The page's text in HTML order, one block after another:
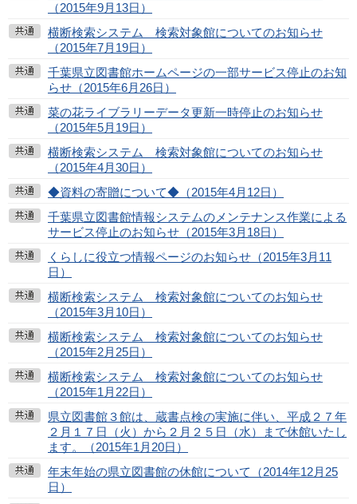
（2015年9月13日）
横断検索システム 検索対象館についてのお知らせ
（2015年7月19日）
千葉県立図書館ホームページの一部サービス停止のお知
らせ（2015年6月26日）
菜の花ライブラリーデータ更新一時停止のお知らせ
（2015年5月19日）
横断検索システム 検索対象館についてのお知らせ
（2015年4月30日）
◆資料の寄贈について◆（2015年4月12日）
千葉県立図書館情報システムのメンテナンス作業による
サービス停止のお知らせ（2015年3月18日）
くらしに役立つ情報ページのお知らせ（2015年3月11
日）
横断検索システム 検索対象館についてのお知らせ
（2015年3月10日）
横断検索システム 検索対象館についてのお知らせ
（2015年2月25日）
横断検索システム 検索対象館についてのお知らせ
（2015年1月22日）
県立図書館３館は、蔵書点検の実施に伴い、平成２７年
２月１７日（火）から２月２５日（水）まで休館いたし
ます。（2015年1月20日）
年末年始の県立図書館の休館について（2014年12月25
日）